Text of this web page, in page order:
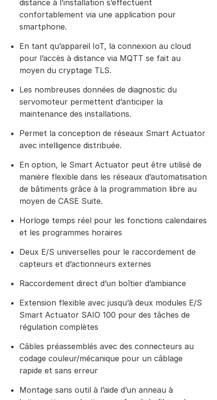
distance à l’installation s’effectuent
confortablement via une application pour
smartphone.
En tant qu’appareil IoT, la connexion au cloud
pour l’accès à distance via MQTT se fait au
moyen du cryptage TLS.
Les nombreuses données de diagnostic du
servomoteur permettent d’anticiper la
maintenance des installations.
Permet la conception de réseaux Smart Actuator
avec intelligence distribuée.
En option, le Smart Actuator peut être utilisé de
manière flexible dans les réseaux d’automatisation
de bâtiments grâce à la programmation libre au
moyen de CASE Suite.
Horloge temps réel pour les fonctions calendaires
et les programmes horaires
Deux E/S universelles pour le raccordement de
capteurs et d’actionneurs externes
Raccordement direct d’un boîtier d’ambiance
Extension flexible avec jusqu’à deux modules E/S
Smart Actuator SAIO 100 pour des tâches de
régulation complètes
Câbles préassemblés avec des connecteurs au
codage couleur/mécanique pour un câblage
rapide et sans erreur
Montage sans outil à l’aide d’un anneau à